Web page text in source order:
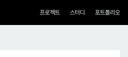
네비게이션
프로젝트 스터디 포트폴리오